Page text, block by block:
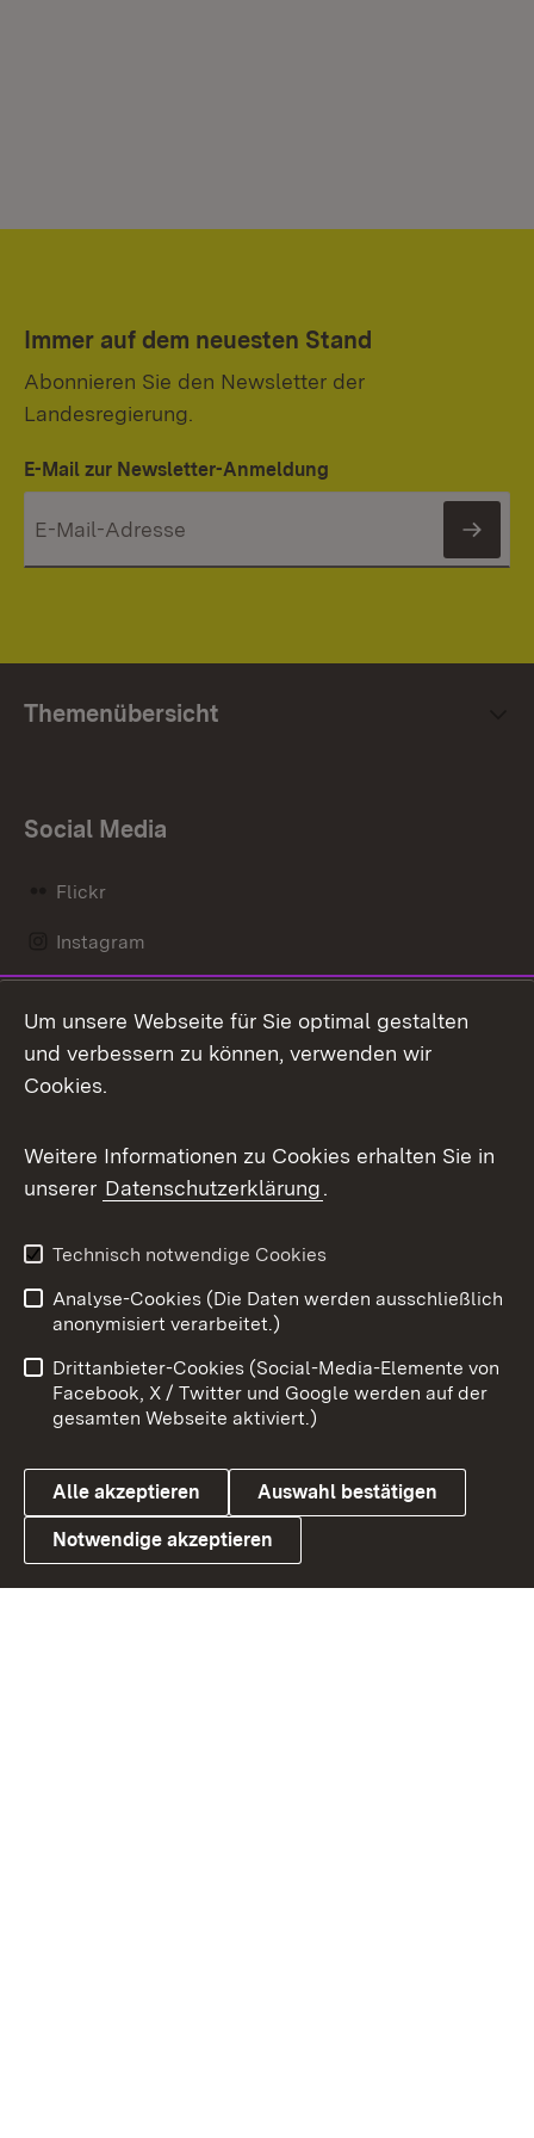
Immer auf dem neuesten Stand
Abonnieren Sie den Newsletter der
Landesregierung.
E-Mail zur Newsletter-Anmeldung
Themenübersicht
Social Media
Flickr
Instagram
Mastodon
Messenger
Social Wall
X / Twitter
Youtube
Link zum Landesportal
Benutzungshinweise
Barrierefreiheit
Datenschutz
Cookies
Um unsere Webseite für Sie optimal gestalten
und verbessern zu können, verwenden wir
Cookies.
Weitere Informationen zu Cookies erhalten Sie in
unserer Datenschutzerklärung.
Technisch notwendige Cookies
Analyse-Cookies (Die Daten werden ausschließlich
anonymisiert verarbeitet.)
Drittanbieter-Cookies (Social-Media-Elemente von
Facebook, X / Twitter und Google werden auf der
gesamten Webseite aktiviert.)
Alle akzeptieren Auswahl bestätigen
Notwendige akzeptieren